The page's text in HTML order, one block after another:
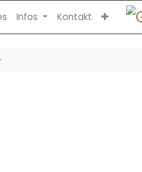
Infos Kontakt